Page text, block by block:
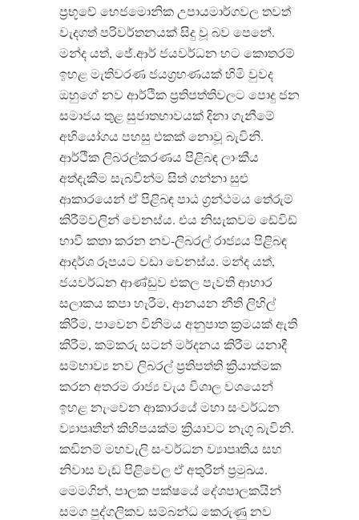
ප්‍රභූවේ හෙජමොනික උපායමාර්ගවල තවත්
වැදගත් පරිවර්තනයක් සිදු වූ බව පෙනේ.
මන්ද යත්, ජේ.ආර් ජයවර්ධන හට කොතරම්
ඉහළ මැතිවරණ ජයග්‍රහණයක් හිමි වුවද
ඔහුගේ නව ආර්ථික ප්‍රතිපත්තිවලට පොදු ජන
සමාජය තුළ සුජාතභාවයක් දිනා ගැනීමේ
අභියෝගය පහසු එකක් නොවූ බැවිනි.
ආර්ථික ලිබරල්කරණය පිළිබඳ ලාංකීය
අත්දැකීම සැබවින්ම සිත් ගන්නා සුළු
ආකාරයෙන් ඒ පිළිබඳ පාඨ ග්‍රන්ථමය තේරුම්
කිරීම්වලින් වෙනස්ය. එය නිසැකවම ඩේවිඩ්
හාවී කතා කරන නව-ලිබරල් රාජ්‍යය පිළිබඳ
ආදර්ශ රූපයට වඩා වෙනස්ය. මන්ද යත්,
ජයවර්ධන ආණ්ඩුව එකල පැවති ආහාර
සලාකය කපා හැරීම, ආනයන නීති ලිහිල්
කිරීම, පාවෙන විනිමය අනුපාත ක්‍රමයක් ඇති
කිරීම, කම්කරු සටන් මර්දනය කිරීම යනාදී
සම්භාව්‍ය නව ලිබරල් ප්‍රතිපත්ති ක්‍රියාත්මක
කරන අතරම රාජ්‍ය වැය විශාල වශයෙන්
ඉහළ නැංවෙන ආකාරයේ මහා සංවර්ධන
ව්‍යාපෘතීන් කිහිපයක්ම ක්‍රියාවට නැගූ බැවිනි.
කඩිනම් මහවැලි සංවර්ධන ව්‍යාපෘතිය සහ
නිවාස වැඩ පිළිවෙල ඒ අතුරින් ප්‍රමුඛය.
මෙමගින්, පාලක පක්ෂයේ දේශපාලකයින්
සමග පුද්ගලිකව සම්බන්ධ කෙරුණු නව